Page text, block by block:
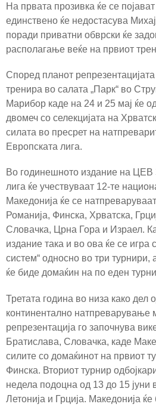
На првата прозивка ќе се
единствено ќе недостасува
поради приватни обврски ќе
располагање веќе на првиот
Според планот
тренира во салата „Парк“ во
Марибор каде на 24 и 25 мај ќе
двомеч со селекцијата на
силата во пресрет на
Европската лига.
Во годинешното издание на ЦЕВ
лига ќе учествуваат 12-те
Македонија ќе се
Романија, Финска, Хрватска,
Словачка, Црна Гора и Израел.
издание така и во ова ќе се игра
систем“ односно во три турнири,
ќе биде домаќин на по еден
Третата година во низа како дел
континентално натпреварување
репрезентација го започнува
Братислава, Словачка, каде
силите со домаќинот на првиот
Финска. Вториот турнир
недела подоцна од 13 до 15 јуни
Летонија и Грција. Македонија